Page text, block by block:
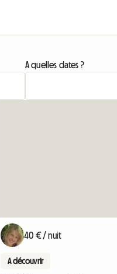
A quelles dates ?
40 € / nuit
A découvrir